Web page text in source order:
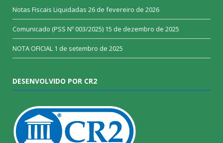
Notas Fiscais Liquidadas 26 de fevereiro de 2026
Comunicado (PSS Nº 003/2025) 15 de dezembro de 2025
NOTA OFICIAL 1 de setembro de 2025
DESENVOLVIDO POR CR2